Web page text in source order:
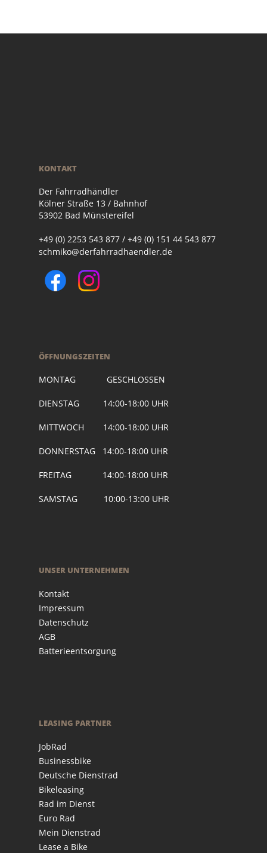
KONTAKT
Der Fahrradhändler
Kölner Straße 13 / Bahnhof
53902 Bad Münstereifel
+49 (0) 2253 543 877 / +49 (0) 151 44 543 877
schmiko@derfahrradhaendler.de
ÖFFNUNGSZEITEN
MONTAG GESCHLOSSEN
DIENSTAG 14:00-18:00 UHR
MITTWOCH 14:00-18:00 UHR
DONNERSTAG 14:00-18:00 UHR
FREITAG 14:00-18:00 UHR
SAMSTAG 10:00-13:00 UHR
UNSER UNTERNEHMEN
Kontakt
Impressum
Datenschutz
AGB
Batterieentsorgung
LEASING PARTNER
JobRad
Businessbike
Deutsche Dienstrad
Bikeleasing
Rad im Dienst
Euro Rad
Mein Dienstrad
Lease a Bike